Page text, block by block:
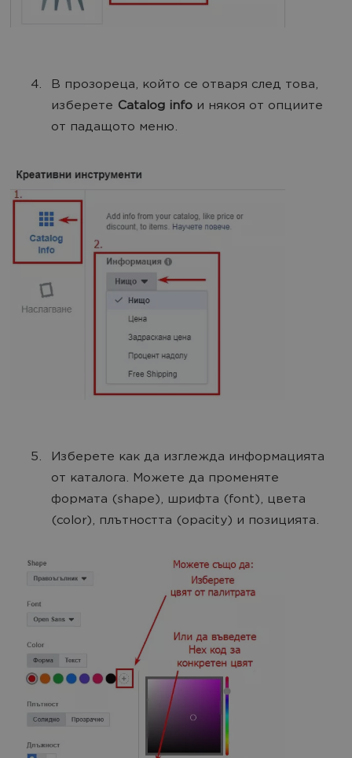
В прозореца, който се отваря след това,
изберете Catalog info и някоя от опциите
от падащото меню.
Изберете как да изглежда информацията
от каталога. Можете да променяте
формата (shape), шрифта (font), цвета
(color), плътността (opacity) и позицията.